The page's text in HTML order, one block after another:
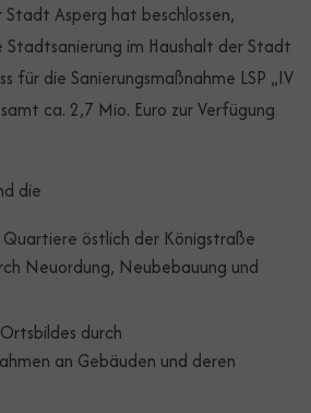
Asperg hat beschlossen,
im Haushalt der Stadt
für die Sanierungsmaßnahme LSP „IV
ca. 2,7 Mio. Euro zur Verfügung
die
östlich der Königstraße
Neuordung, Neubebauung und
durch
an Gebäuden und deren